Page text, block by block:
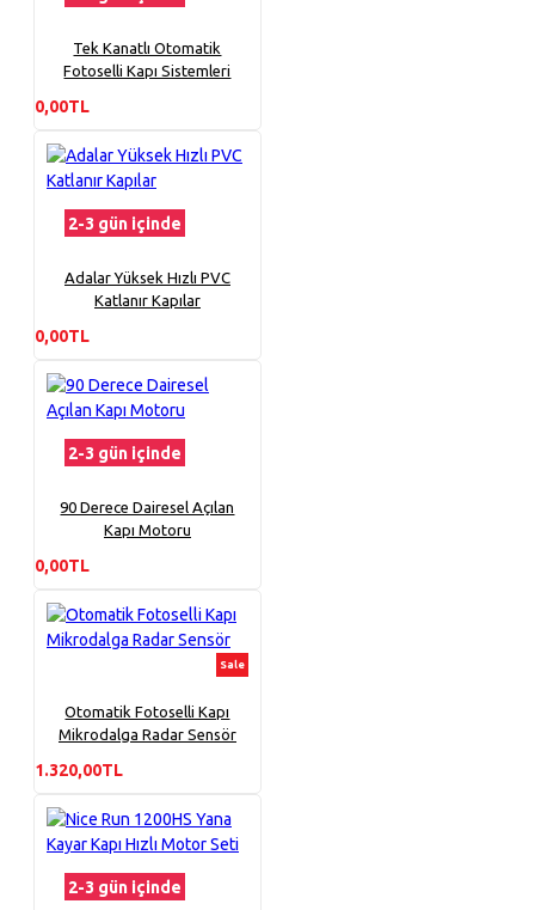
Tek Kanatlı Otomatik
Fotoselli Kapı Sistemleri
0,00TL
2-3 gün içinde
Adalar Yüksek Hızlı PVC
Katlanır Kapılar
0,00TL
2-3 gün içinde
90 Derece Dairesel Açılan
Kapı Motoru
0,00TL
Sale
Otomatik Fotoselli Kapı
Mikrodalga Radar Sensör
1.320,00TL
2-3 gün içinde